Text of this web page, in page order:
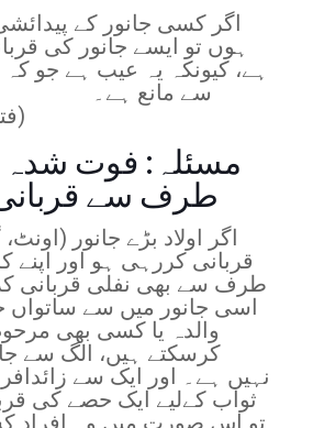
اگر کسی جانور کے
ہوں تو ایسے جانور کی
ہے، کیونکہ یہ عیب ہے جو کہ
سے
مسئلہ: فوت شدہ
طرف سے قربانی
اگر اولاد بڑے جانور
قربانی کررہی ہو اور
طرف سے بھی نفلی قربانی
اسی جانور میں سے ساتواں
والدہ یا کسی بھی
کرسکتے ہیں، الگ سے
نہیں ہے۔ اور ایک سے
ثواب کےلیے ایک حصے کی
تو اس صورت میں وہ